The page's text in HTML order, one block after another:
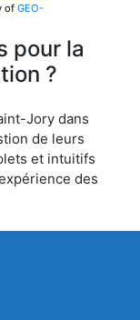
of GEO-
pour la
?
Jory dans
de leurs
et intuitifs
des